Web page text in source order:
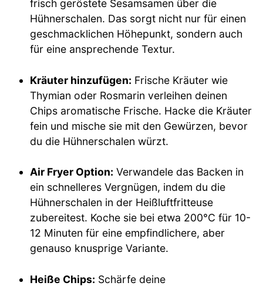
frisch geröstete Sesamsamen über die
Hühnerschalen. Das sorgt nicht nur für einen
geschmacklichen Höhepunkt, sondern auch
für eine ansprechende Textur.
Kräuter hinzufügen: Frische Kräuter wie
Thymian oder Rosmarin verleihen deinen
Chips aromatische Frische. Hacke die Kräuter
fein und mische sie mit den Gewürzen, bevor
du die Hühnerschalen würzt.
Air Fryer Option: Verwandele das Backen in
ein schnelleres Vergnügen, indem du die
Hühnerschalen in der Heißluftfritteuse
zubereitest. Koche sie bei etwa 200°C für 10-
12 Minuten für eine empfindlichere, aber
genauso knusprige Variante.
Heiße Chips: Schärfe deine